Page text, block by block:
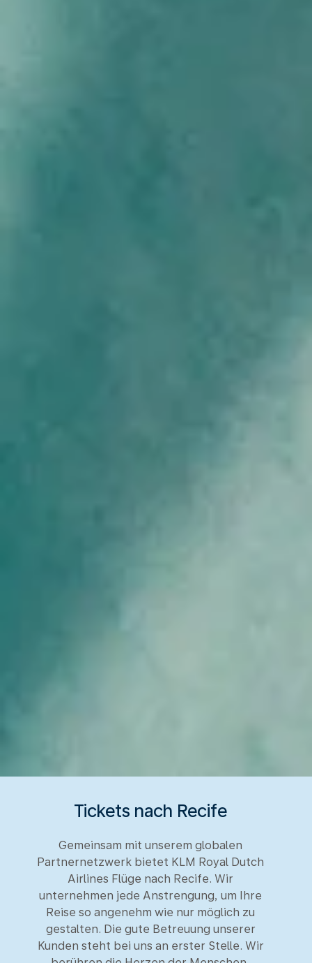
Tickets nach Recife
Gemeinsam mit unserem globalen
Partnernetzwerk bietet KLM Royal Dutch
Airlines Flüge nach Recife. Wir
unternehmen jede Anstrengung, um Ihre
Reise so angenehm wie nur möglich zu
gestalten. Die gute Betreuung unserer
Kunden steht bei uns an erster Stelle. Wir